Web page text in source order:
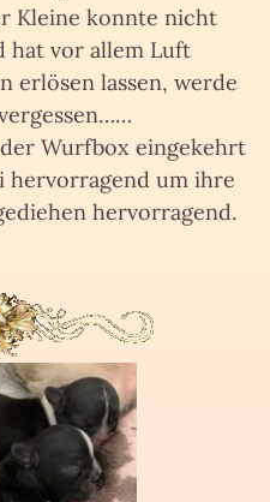
Kleine konnte nicht
vor allem Luft
erlösen lassen, werde
Wurfbox eingekehrt
hervorragend um ihre
hervorragend.